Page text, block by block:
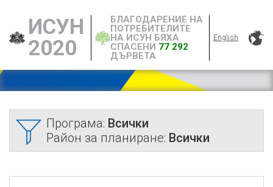
ИСУН
2020
БЛАГОДАРЕНИЕ НА
ПОТРЕБИТЕЛИТЕ
НА ИСУН БЯХА
СПАСЕНИ 77 292
ДЪРВЕТА
English
Програма: Всички
Район за планиране: Всички